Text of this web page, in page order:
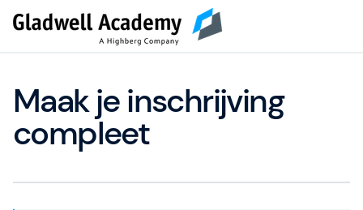
Maak je inschrijving
compleet